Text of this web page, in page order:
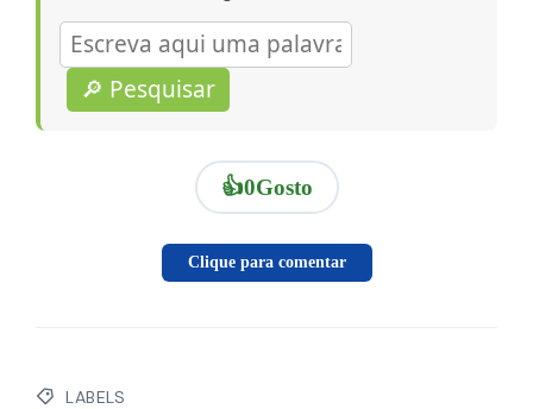
🔎 Pesquisar
👍0Gosto
Clique para comentar
LABELS